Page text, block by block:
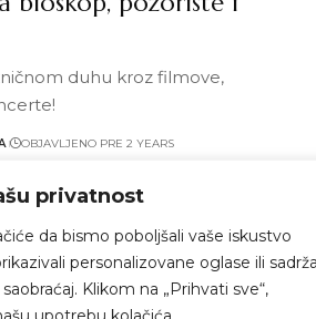
privatnost
da bismo poboljšali vaše iskustvo
personalizovane oglase ili
saobraćaj. Klikom na „Prihvati sve“,
duhu kroz filmove,
OBJAVLJENO PRE 2 YEARS